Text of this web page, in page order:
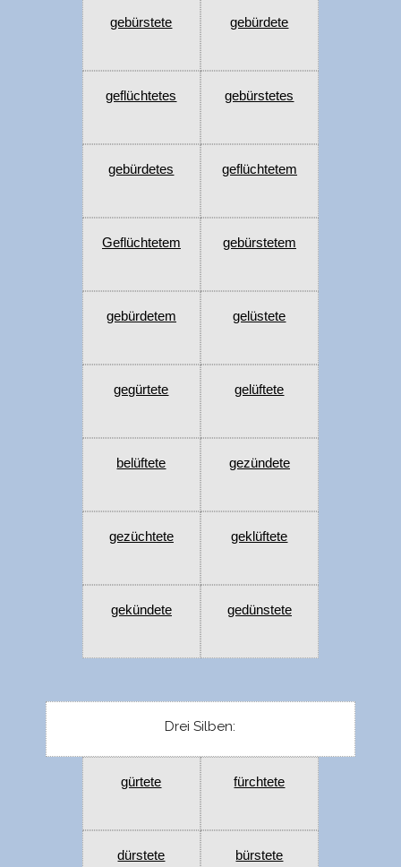
gebürstete gebürdete
geflüchtetes gebürstetes
gebürdetes geflüchtetem
Geflüchtetem gebürstetem
gebürdetem gelüstete
gegürtete gelüftete
belüftete gezündete
gezüchtete geklüftete
gekündete gedünstete
Drei Silben:
gürtete fürchtete
dürstete bürstete